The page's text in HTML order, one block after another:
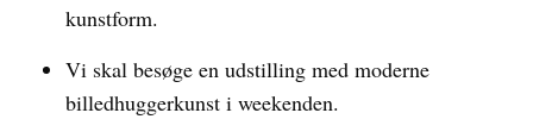
kunstform.
Vi skal besøge en udstilling med moderne
billedhuggerkunst i weekenden.